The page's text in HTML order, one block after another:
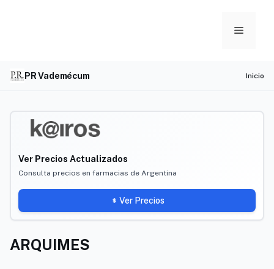
Menu
PR Vademécum Inicio
Ver Precios Actualizados
Consulta precios en farmacias de Argentina
Ver Precios
ARQUIMES